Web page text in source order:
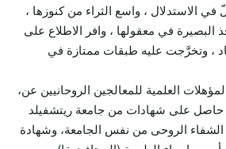
في الاستدلال ، واسع الثراء من كنوزها ،
البصيرة في معقولها ، وافر الاطلاع على
، وتخرَّجت عليه طبقات ممتازة في
العلمية للمعالجين الروحانيين عن،
حاصل على شهادات من جامعة ريتشفيلد
الشفاء الروحى من نفس الجامعة، وشهادة